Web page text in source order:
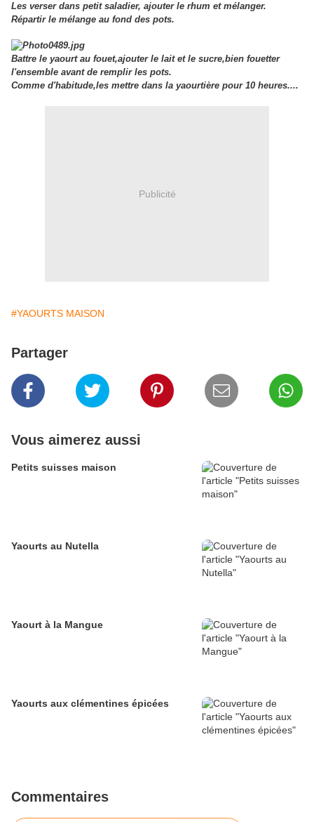
Les verser dans petit saladier, ajouter le rhum et mélanger.
Répartir le mélange au fond des pots.
Battre le yaourt au fouet,ajouter le lait et le sucre,bien fouetter
l'ensemble avant de remplir les pots.
Comme d'habitude,les mettre dans la yaourtière pour 10 heures....
Publicité
#YAOURTS MAISON
Partager
Vous aimerez aussi
Petits suisses maison
Yaourts au Nutella
Yaourt à la Mangue
Yaourts aux clémentines épicées
Commentaires